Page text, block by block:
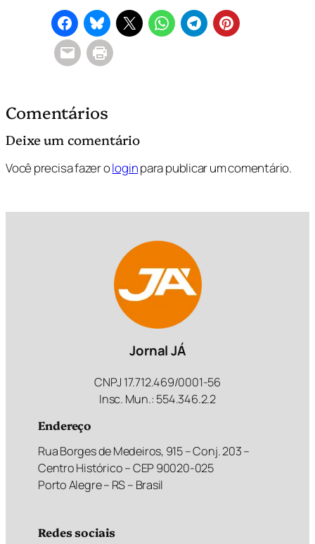
Comentários
Deixe um comentário
Você precisa fazer ologinpara publicar um comentário.
Jornal JÁ
CNPJ 17.712.469/0001-56
Insc. Mun.: 554.346.2.2
Endereço
Rua Borges de Medeiros, 915 – Conj. 203 –
Centro Histórico – CEP 90020-025
Porto Alegre – RS – Brasil
Redes sociais